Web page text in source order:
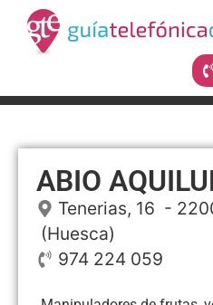
ABIO
Tenerias, 16 -
(Huesca)
974 224 059